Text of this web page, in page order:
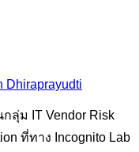
Dhiraprayudti
ลุ่ม IT Vendor Risk
ที่ทาง Incognito Lab